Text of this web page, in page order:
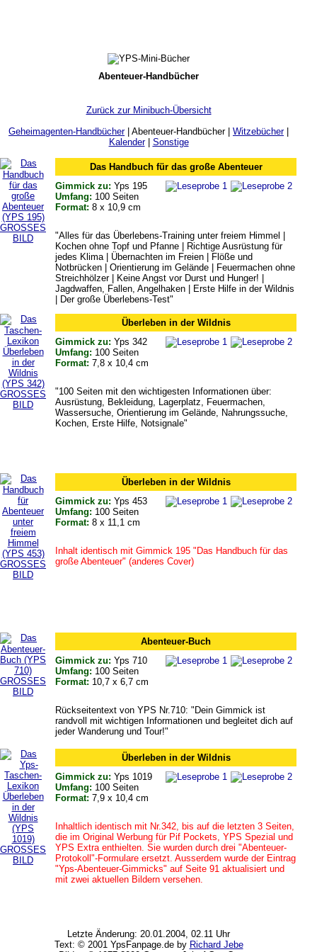
Abenteuer-Handbücher
Zurück zur Minibuch-Übersicht
Geheimagenten-Handbücher| Abenteuer-Handbücher | Witzebücher|
Kalender| Sonstige
GROSSES
BILD
Das Handbuch für das große Abenteuer
Gimmick zu: Yps 195
Umfang: 100 Seiten
Format: 8 x 10,9 cm
"Alles für das Überlebens-Training unter freiem Himmel |
Kochen ohne Topf und Pfanne | Richtige Ausrüstung für
jedes Klima | Übernachten im Freien | Flöße und
Notbrücken | Orientierung im Gelände | Feuermachen ohne
Streichhölzer | Keine Angst vor Durst und Hunger! |
Jagdwaffen, Fallen, Angelhaken | Erste Hilfe in der Wildnis
| Der große Überlebens-Test"
GROSSES
BILD
Überleben in der Wildnis
Gimmick zu: Yps 342
Umfang: 100 Seiten
Format: 7,8 x 10,4 cm
"100 Seiten mit den wichtigesten Informationen über:
Ausrüstung, Bekleidung, Lagerplatz, Feuermachen,
Wassersuche, Orientierung im Gelände, Nahrungssuche,
Kochen, Erste Hilfe, Notsignale"
GROSSES
BILD
Überleben in der Wildnis
Gimmick zu: Yps 453
Umfang: 100 Seiten
Format: 8 x 11,1 cm
Inhalt identisch mit Gimmick 195 "Das Handbuch für das
große Abenteuer" (anderes Cover)
GROSSES
BILD
Abenteuer-Buch
Gimmick zu: Yps 710
Umfang: 100 Seiten
Format: 10,7 x 6,7 cm
Rückseitentext von YPS Nr.710: "Dein Gimmick ist
randvoll mit wichtigen Informationen und begleitet dich auf
jeder Wanderung und Tour!"
GROSSES
BILD
Überleben in der Wildnis
Gimmick zu: Yps 1019
Umfang: 100 Seiten
Format: 7,9 x 10,4 cm
Inhaltlich identisch mit Nr.342, bis auf die letzten 3 Seiten,
die im Original Werbung für Pif Pockets, YPS Spezial und
YPS Extra enthielten. Sie wurden durch drei "Abenteuer-
Protokoll"-Formulare ersetzt. Ausserdem wurde der Eintrag
"Yps-Abenteuer-Gimmicks" auf Seite 91 aktualisiert und
mit zwei aktuellen Bildern versehen.
Letzte Änderung: 20.01.2004, 02.11 Uhr
Text: © 2001 YpsFanpage.de by Richard Jebe